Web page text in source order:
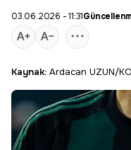
03.06.2026 - 11:31
Kaynak: Ardacan UZUN/